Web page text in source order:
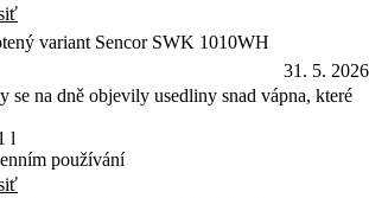
variant Sencor SWK 1010WH
31. 5. 2026
se na dně objevily usedliny snad vápna, které
l
používání